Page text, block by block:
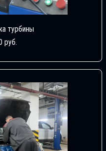
турбины
руб.